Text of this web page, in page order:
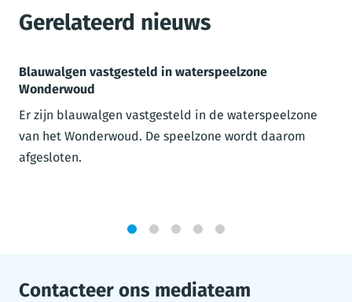
Gerelateerd nieuws
Blauwalgen vastgesteld in waterspeelzone
Wonderwoud
Er zijn blauwalgen vastgesteld in de waterspeelzone
van het Wonderwoud. De speelzone wordt daarom
afgesloten.
Contacteer ons mediateam